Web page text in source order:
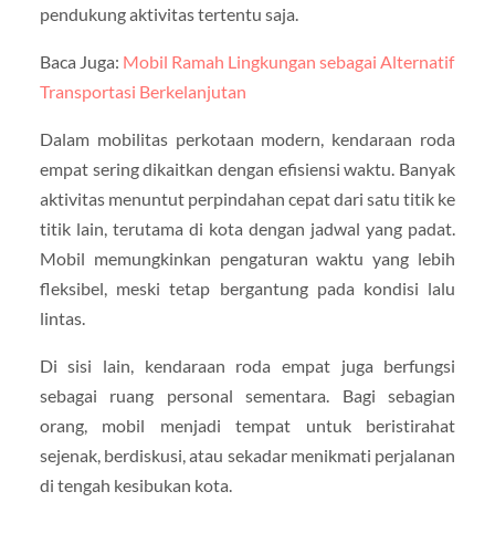
pendukung aktivitas tertentu saja.
Baca Juga: Mobil Ramah Lingkungan sebagai Alternatif
Transportasi Berkelanjutan
Dalam mobilitas perkotaan modern, kendaraan roda
empat sering dikaitkan dengan efisiensi waktu. Banyak
aktivitas menuntut perpindahan cepat dari satu titik ke
titik lain, terutama di kota dengan jadwal yang padat.
Mobil memungkinkan pengaturan waktu yang lebih
fleksibel, meski tetap bergantung pada kondisi lalu
lintas.
Di sisi lain, kendaraan roda empat juga berfungsi
sebagai ruang personal sementara. Bagi sebagian
orang, mobil menjadi tempat untuk beristirahat
sejenak, berdiskusi, atau sekadar menikmati perjalanan
di tengah kesibukan kota.